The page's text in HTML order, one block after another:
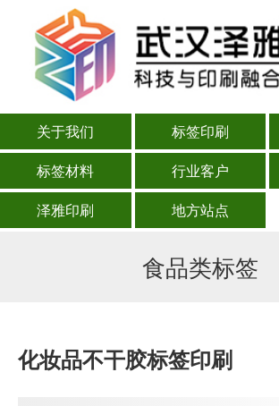
关于我们 标签印刷
标签材料
行业客户
泽雅印刷
地方站点
食品类标签
化妆品不干胶标签印刷